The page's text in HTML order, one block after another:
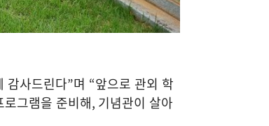
감사드린다”며 “앞으로 관외 학
그램을 준비해, 기념관이 살아